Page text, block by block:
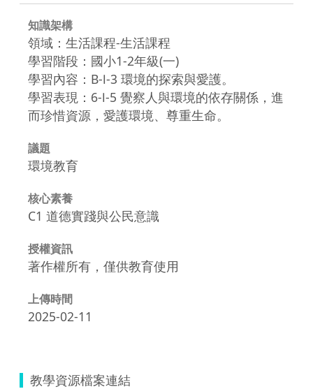
知識架構
領域：生活課程-生活課程
學習階段：國小1-2年級(一)
學習內容：B-Ⅰ-3 環境的探索與愛護。
學習表現：6-Ⅰ-5 覺察人與環境的依存關係，進
而珍惜資源，愛護環境、尊重生命。
議題
環境教育
核心素養
C1 道德實踐與公民意識
授權資訊
著作權所有，僅供教育使用
上傳時間
2025-02-11
教學資源檔案連結